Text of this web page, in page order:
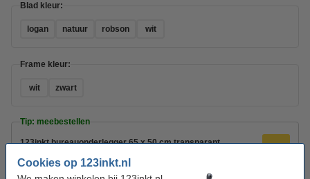
Cookies op 123inkt.nl
Blad kleur:
logan natuur robson wit
Frame kleur:
wit zwart
Tip: meebestellen
123inkt bureauonderlegger 65 x 50 cm transparant
123inkt bureaustoelmat voor harde vloer transparant (120 x